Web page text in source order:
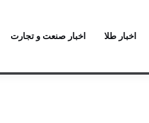
اخبار طلا اخبار صنعت و تجارت